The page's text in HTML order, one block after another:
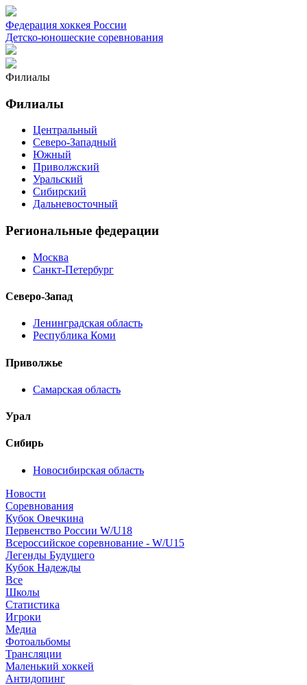
Федерация хоккея России
Детско-юношеские соревнования
Филиалы
Филиалы
Центральный
Северо-Западный
Южный
Приволжский
Уральский
Сибирский
Дальневосточный
Региональные федерации
Москва
Санкт-Петербург
Северо-Запад
Ленинградская область
Республика Коми
Приволжье
Самарская область
Урал
Сибирь
Новосибирская область
Новости
Соревнования
Кубок Овечкина
Первенство России W/U18
Всероссийское соревнование - W/U15
Легенды Будущего
Кубок Надежды
Все
Школы
Статистика
Игроки
Медиа
Фотоальбомы
Трансляции
Маленький хоккей
Антидопинг